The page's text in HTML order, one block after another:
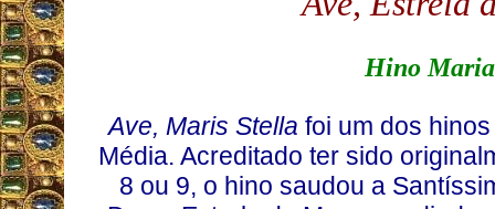
Hino
Ave, Maris Stella foi um dos
Média. Acreditado ter sido
8 ou 9, o hino saudou a